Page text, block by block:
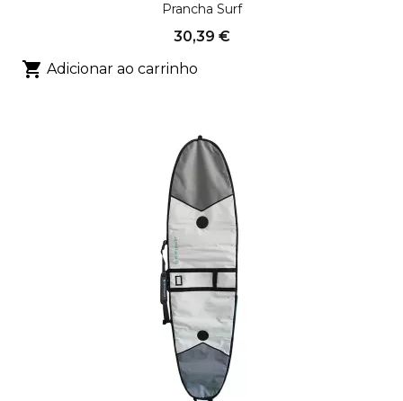
Prancha Surf
30,39 €
 Adicionar ao carrinho